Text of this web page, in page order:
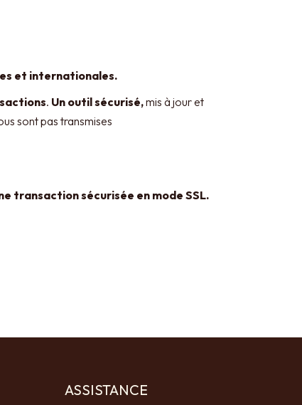
et internationales.
. Un outil sécurisé,mis à jour et
sont pas transmises
transaction sécurisée en mode SSL.
ASSISTANCE